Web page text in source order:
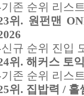
존 순위 리스
위. 원펀맨
규 순위 진입
위. 해커스 토
존 순위 리스
위. 집밥력 /